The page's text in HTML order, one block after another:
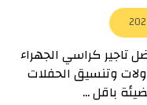
تاجير كراسي الجهراء
وتنسيق الحفلات
باقل ...